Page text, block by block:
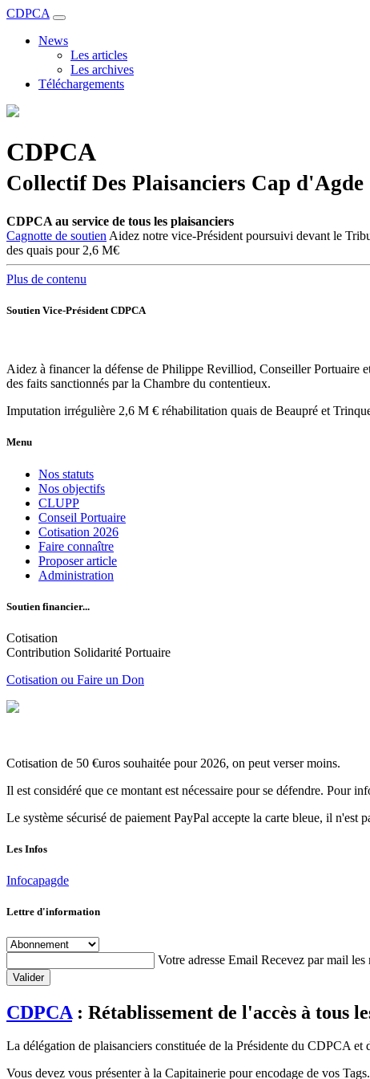
CDPCA
News
Les articles
Les archives
Téléchargements
CDPCA
Collectif Des Plaisanciers Cap d'Agde
CDPCA au service de tous les plaisanciers
Cagnotte de soutien Aidez notre vice-Président poursuivi devant le
des quais pour 2,6 M€
Plus de contenu
Soutien Vice-Président CDPCA
Aidez à financer la défense de Philippe Revilliod, Conseiller Portuaire
des faits sanctionnés par la Chambre du contentieux.
Imputation irrégulière 2,6 M € réhabilitation quais de Beaupré et
Menu
Nos statuts
Nos objectifs
CLUPP
Conseil Portuaire
Cotisation 2026
Faire connaître
Proposer article
Administration
Soutien financier...
Cotisation
Contribution Solidarité Portuaire
Cotisation ou Faire un Don
Cotisation de 50 €uros souhaitée pour 2026, on peut verser moins.
Il est considéré que ce montant est nécessaire pour se défendre. Pour
Le système sécurisé de paiement PayPal accepte la carte bleue, il n'est
Les Infos
Infocapagde
Lettre d'information
Votre adresse Email Recevez par mail les
Valider
CDPCA : Rétablissement de l'accès à tous
La délégation de plaisanciers constituée de la Présidente du CDPCA et
Vous devez vous présenter à la Capitainerie pour encodage de vos Tags.